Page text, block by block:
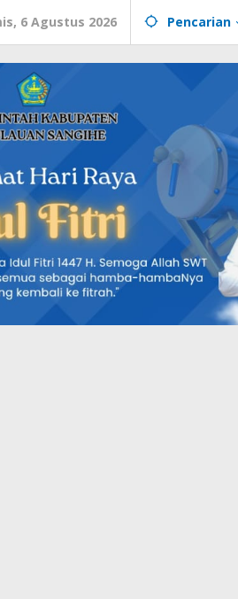
6 Agustus 2026 Pencarian